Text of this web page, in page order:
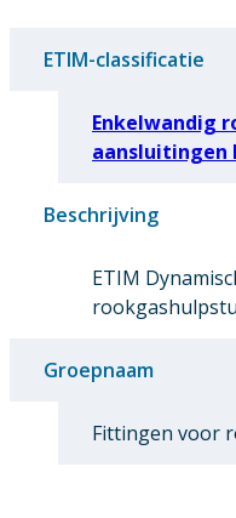
ETIM-classificatie
Enkelwandig
aansluitingen
Beschrijving
ETIM
Groepnaam
Fittingen voor